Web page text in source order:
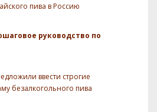
пива в Россию
руководство по
ввести строгие
безалкогольного пива